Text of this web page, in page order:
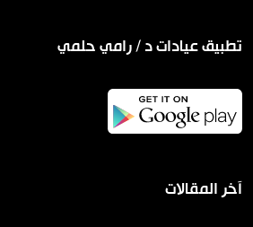
تطبيق عيادات د / رامي حلمي
آخر المقالات